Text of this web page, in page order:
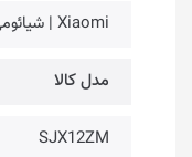
Xiaomi | شیائومی
مدل کالا
SJX12ZM